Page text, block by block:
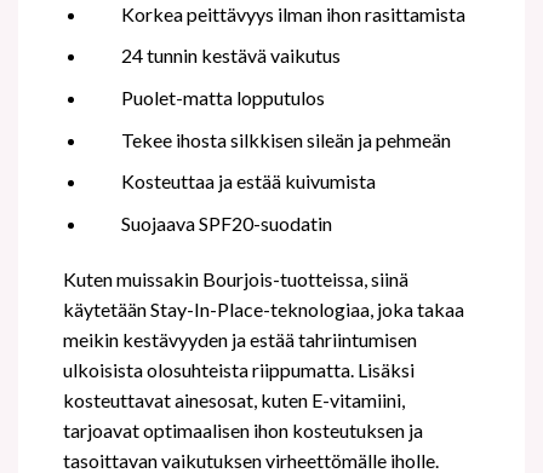
Korkea peittävyys ilman ihon rasittamista
24 tunnin kestävä vaikutus
Puolet-matta lopputulos
Tekee ihosta silkkisen sileän ja pehmeän
Kosteuttaa ja estää kuivumista
Suojaava SPF20-suodatin
Kuten muissakin Bourjois-tuotteissa, siinä
käytetään Stay-In-Place-teknologiaa, joka takaa
meikin kestävyyden ja estää tahriintumisen
ulkoisista olosuhteista riippumatta. Lisäksi
kosteuttavat ainesosat, kuten E-vitamiini,
tarjoavat optimaalisen ihon kosteutuksen ja
tasoittavan vaikutuksen virheettömälle iholle.